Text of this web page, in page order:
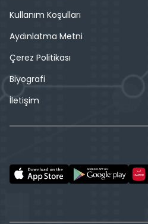
Kullanım Koşulları
Aydınlatma Metni
Çerez Politikası
Biyografi
İletişim